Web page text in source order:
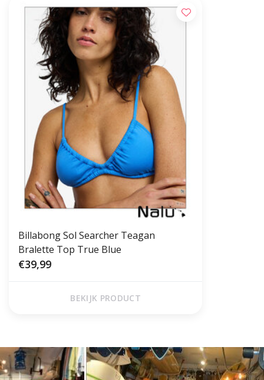
Billabong Sol Searcher Teagan
Bralette Top True Blue
€39,99
BEKIJK PRODUCT